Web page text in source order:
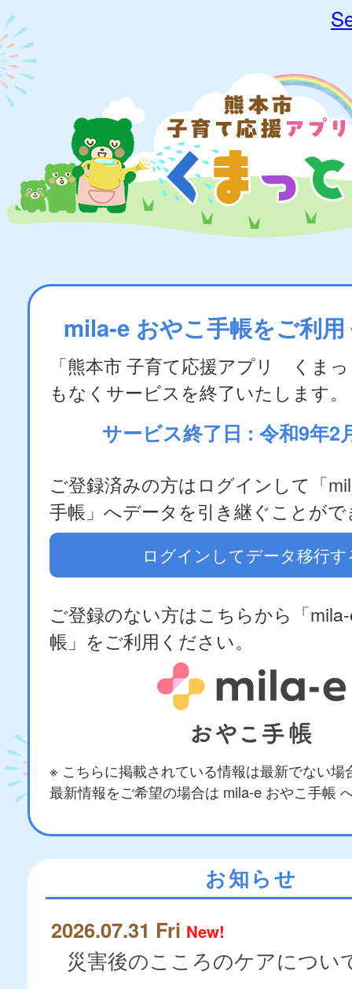
mila-e おやこ手帳をご利
「熊本市 子育て応援アプリ くま
もなくサービスを終了いたします。
サービス終了日 : 令和9年2
ご登録済みの方はログインして「
手帳」へデータを引き継ぐことが
ログインしてデータ移行す
ご登録のない方はこちらから「
帳」をご利用ください。
※ こちらに掲載されている情報は最新でない場
最新情報をご希望の場合は mila-e おやこ手帳
お知らせ
2026.07.31 Fri New!
災害後のこころのケアについ